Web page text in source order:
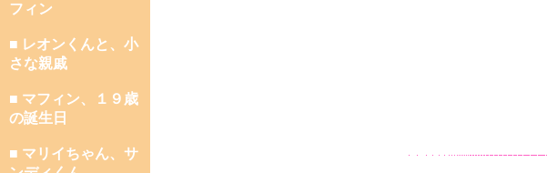
フィン
■ レオンくんと、小
さな親戚
■ マフィン、１９歳
の誕生日
■ マリイちゃん、サ